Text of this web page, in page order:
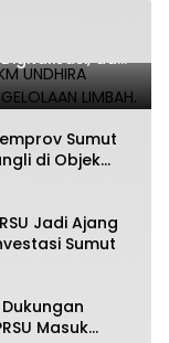
PKM
dan
Sumut
di Objek
Jadi Ajang
Sumut
Masuk